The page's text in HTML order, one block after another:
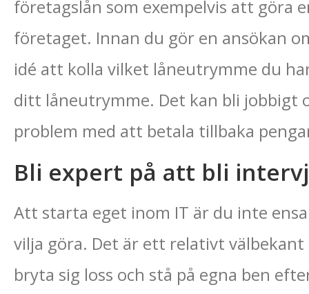
företagslån som exempelvis att göra
företaget. Innan du gör en ansökan
idé att kolla vilket låneutrymme du
ditt låneutrymme. Det kan bli jobbigt
problem med att betala tillbaka
Bli expert på att bli
Att starta eget inom IT är du inte
vilja göra. Det är ett relativt
bryta sig loss och stå på egna ben